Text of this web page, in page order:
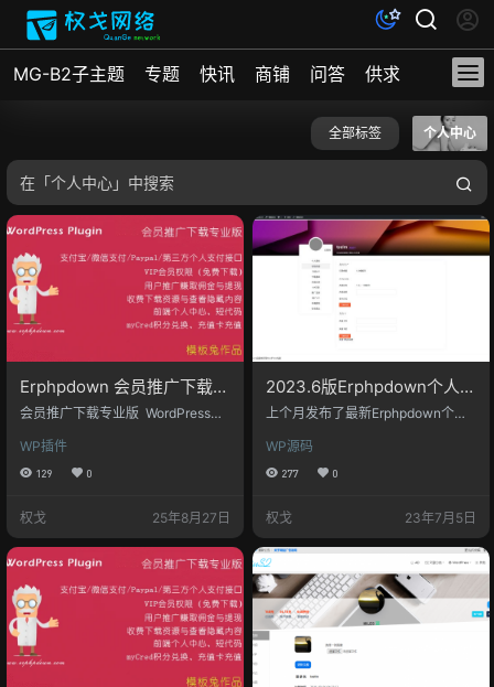
MG-B2子主题 专题 快讯 商铺 问答 供求
全部标签 个人中心
Erphpdown 会员推广下载专
业版 vip会员 版本：v18.21
会员推广下载专业版 WordPress插
一款针对虚拟资源收费下载/付费下
载/付费视频/收费查看/付费阅读/付
版本。后续模板兔会增加更多实用
的功能。 模板兔已针对此插件开发
任何主题（不排除有的主题使用错
位的可能），此前端个人中心页面
模板免费赠送。本插件…
WP插件
129 0
权戈 25年8月27日
2023.6版Erphpdown个人中
心
上个月发布了最新Erphpdown个人
C端的简单美化，并不能有好的在移
动端使用，；今天便补上移动端的
众多无法做到面面俱到遂放弃该功
能，头像直接调用主题默认设置 购
买地址：
WP源码
277 0
权戈 23年7月5日